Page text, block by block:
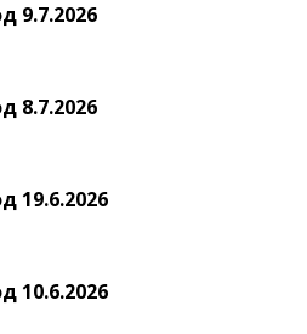
9.7.2026
8.7.2026
19.6.2026
10.6.2026